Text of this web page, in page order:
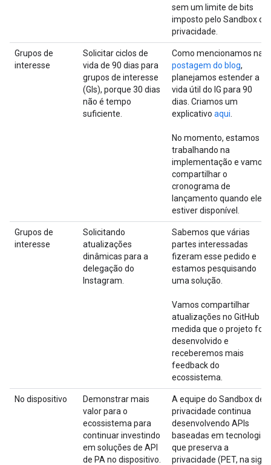
sem um limite de bits
imposto pelo Sandbox de
privacidade.
Grupos de
interesse
Solicitar ciclos de
vida de 90 dias para
grupos de interesse
(GIs), porque 30 dias
não é tempo
suficiente.
Como mencionamos na
postagem do blog,
planejamos estender a
vida útil do IG para 90
dias. Criamos um
explicativo aqui
No momento, estamos
trabalhando na
implementação e vamos
compartilhar o
cronograma de
lançamento quando ele
estiver disponível.
Grupos de
interesse
Solicitando
atualizações
dinâmicas para a
delegação do
Instagram.
Sabemos que várias
partes interessadas
fizeram esse pedido e
estamos pesquisando
uma solução.
Vamos compartilhar
atualizações no GitHub à
medida que o projeto for
desenvolvido e
receberemos mais
feedback do
ecossistema.
No dispositivo
Demonstrar mais
valor para o
ecossistema para
continuar investindo
em soluções de API
de PA no dispositivo.
A equipe do Sandbox de
privacidade continua
desenvolvendo APIs
baseadas em tecnologia
que preserva a
privacidade (PET, na sigla